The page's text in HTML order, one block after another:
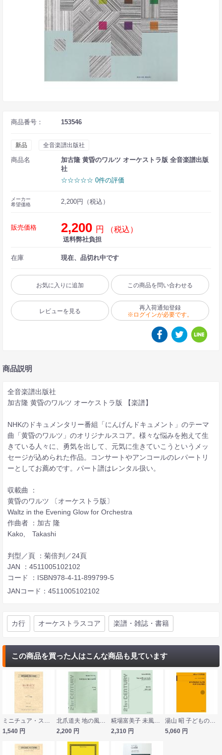
商品番号： 153546
新品 全音楽譜出版社
商品名
加古隆 黄昏のワルツ オーケストラ版 全音楽譜出版
社
☆☆☆☆☆ 0件の評価
メーカー
希望価格
2,200円（税込）
販売価格 2,200 円 （税込）
送料弊社負担
在庫 現在、品切れ中です
お気に入りに追加 この商品を問い合わせる
レビューを見る
再入荷通知登録
※ログインが必要です。
商品説明
全音楽譜出版社
加古隆 黄昏のワルツ オーケストラ版 【楽譜】
NHKのドキュメンタリー番組「にんげんドキュメント」のテーマ
曲「黄昏のワルツ」のオリジナルスコア。様々な悩みを抱えて生
きている人々に、勇気を出して、元気に生きていこうというメッ
セージが込められた作品。コンサートやアンコールのレパートリ
ーとしてお薦めです。パート譜はレンタル扱い。
収載曲 ：
黄昏のワルツ 〔オーケストラ版〕
Waltz in the Evening Glow for Orchestra
作曲者 ：加古 隆
Kako, Takashi
判型／頁 ：菊倍判／24頁
JAN ：4511005102102
コード ：ISBN978-4-11-899799-5
JANコード：4511005102102
カ行 オーケストラスコア 楽譜・雑誌・書籍
この商品を買った人はこんな商品も見ています
ミニチュア・スコア OGT-0267 コダーイ ガラーンタ舞曲 音楽之友社
1,540 円
北爪道夫 地の風景 全音楽譜出版社
2,200 円
糀場富美子 未風化の7つの横顔 全音楽譜出版
2,310 円
湯山 昭 子どものための交響組曲 全音楽譜出版社
5,060 円